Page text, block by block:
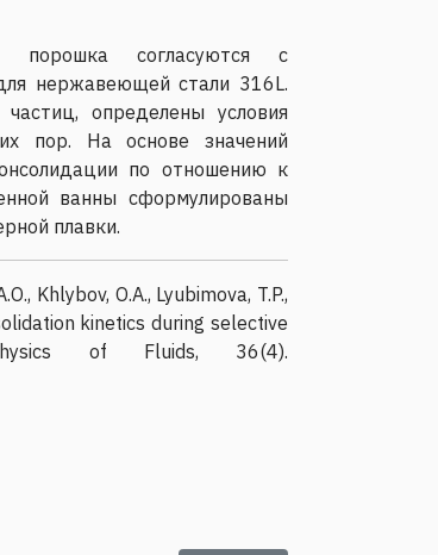
порошка согласуются с
нержавеющей стали 316L.
определены условия
пор. На основе значений
по отношению к
ванны сформулированы
плавки.
Khlybov, O.A., Lyubimova, T.P.,
kinetics during selective
of Fluids, 36(4).